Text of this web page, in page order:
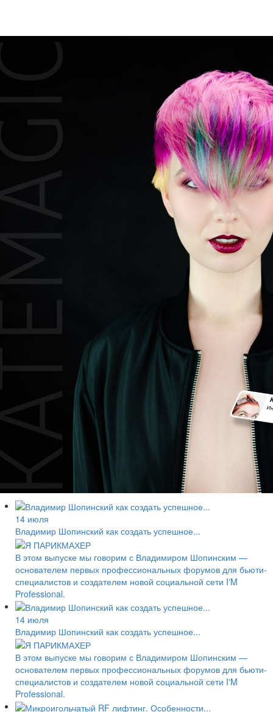
14 июля
Владимир Шопинский как создать успешное...
В этом выпуске мы говорим с Владимиром Шопинским —
основателем первых профессиональных форумов для бьюти-
специалистов и создателем новой социальной сети I'M
Professional.
14 июля
Владимир Шопинский как создать успешное...
В этом выпуске мы говорим с Владимиром Шопинским —
основателем первых профессиональных форумов для бьюти-
специалистов и создателем новой социальной сети I'M
Professional.